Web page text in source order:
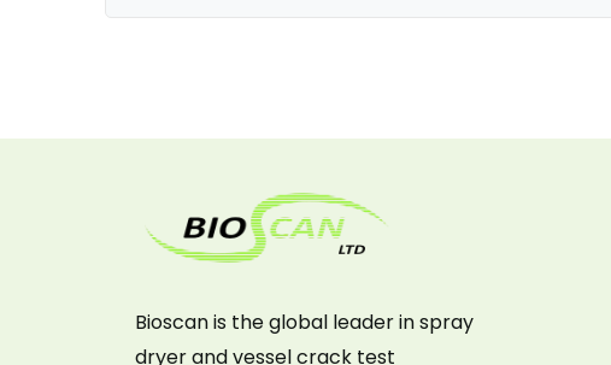
Bioscan is the global leader in spray
dryer and vessel crack test